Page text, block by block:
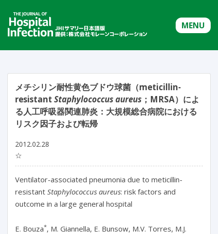
MENU
メチシリン耐性黄色ブドウ球菌（meticillin-
resistant Staphylococcus aureus ；MRSA）によ
る人工呼吸器関連肺炎：大規模総合病院における
リスク因子および転帰
2012.02.28
☆
Ventilator-associated pneumonia due to meticillin-
resistant Staphylococcus aureus: risk factors and
outcome in a large general hospital
E. Bouza*, M. Giannella, E. Bunsow, M.V. Torres, M.J.